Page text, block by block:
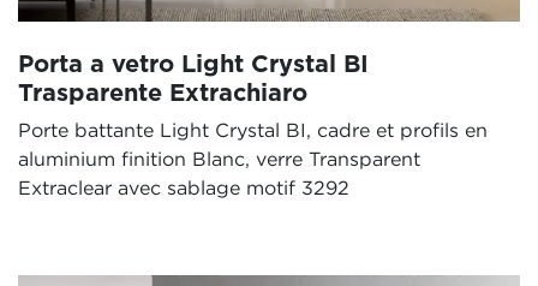
Porta a vetro Light Crystal BI
Trasparente Extrachiaro
Porte battante Light Crystal BI, cadre et profils en
aluminium finition Blanc, verre Transparent
Extraclear avec sablage motif 3292